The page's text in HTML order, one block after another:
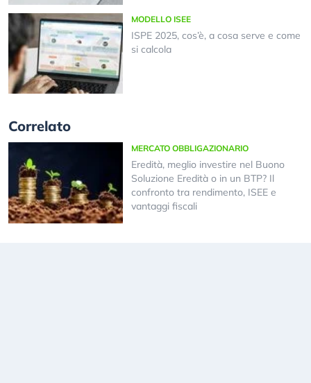
MODELLO ISEE
ISPE 2025, cos’è, a cosa serve e come
si calcola
Correlato
MERCATO OBBLIGAZIONARIO
Eredità, meglio investire nel Buono
Soluzione Eredità o in un BTP? Il
confronto tra rendimento, ISEE e
vantaggi fiscali